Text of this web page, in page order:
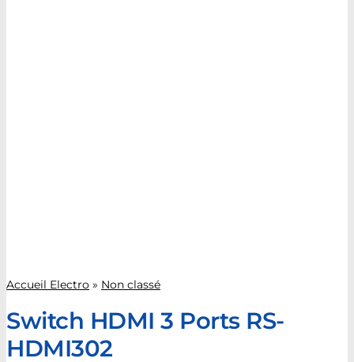
Accueil Electro » Non classé
Switch HDMI 3 Ports RS-
HDMI302